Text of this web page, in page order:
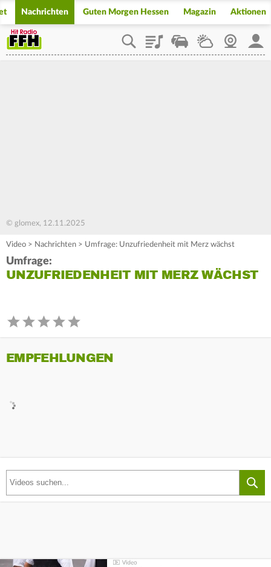
Nachrichten Guten Morgen Hessen Magazin Aktionen
PlaylistStaupilotWetterWebcam
© glomex, 12.11.2025
Video > Nachrichten > Umfrage: Unzufriedenheit mit Merz wächst
Umfrage:
UNZUFRIEDENHEIT MIT MERZ WÄCHST
EMPFEHLUNGEN